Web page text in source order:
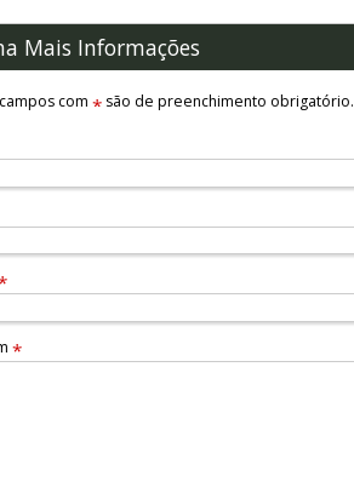
Mais Informações
com *são de preenchimento obrigatório.
*